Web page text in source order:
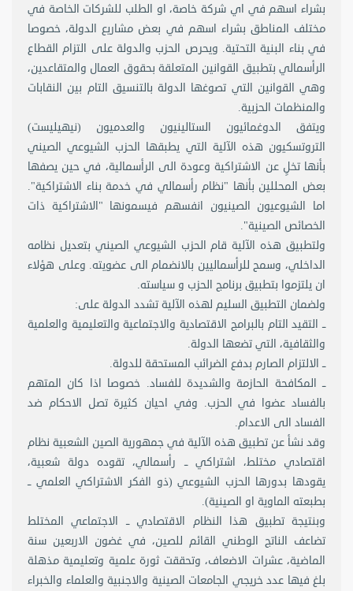
بشراء اسهم في اي شركة خاصة، او الطلب للشركات الخاصة في
مختلف المناطق بشراء اسهم في بعض مشاريع الدولة، خصوصا
في بناء البنية التحتية. ويحرص الحزب والدولة على التزام القطاع
الرأسمالي بتطبيق القوانين المتعلقة بحقوق العمال والمتقاعدين،
وهي القوانين التي تصوغها الدولة بالتنسيق التام بين النقابات
والمنظمات الحزبية.
ويتفق الدوغمائيون الستالينيون والعدميون (نيهيليست)
التروتسكيون هذه الآلية التي يطبقها الحزب الشيوعي الصيني
بأنها تخلٍ عن الاشتراكية وعودة الى الرأسمالية، في حين يصفها
بعض المحللين بأنها "نظام رأسمالي في خدمة بناء الاشتراكية".
اما الشيوعيون الصينيون انفسهم فيسمونها "الاشتراكية ذات
الخصائص الصينية".
ولتطبيق هذه الآلية قام الحزب الشيوعي الصيني بتعديل نظامه
الداخلي، وسمح للرأسماليين بالانضمام الى عضويته. وعلى هؤلاء
ان يلتزموا بتطبيق برنامج الحزب و سياسته.
ولضمان التطبيق السليم لهذه الآلية تشدد الدولة على:
ــ التقيد التام بالبرامج الاقتصادية والاجتماعية والتعليمية والعلمية
والثقافية، التي تضعها الدولة.
ــ الالتزام الصارم بدفع الضرائب المستحقة للدولة.
ــ المكافحة الحازمة والشديدة للفساد. خصوصا اذا كان المتهم
بالفساد عضوا في الحزب. وفي احيان كثيرة تصل الاحكام ضد
الفساد الى الاعدام.
وقد نشأ عن تطبيق هذه الآلية في جمهورية الصين الشعبية نظام
اقتصادي مختلط، اشتراكي ــ رأسمالي، تقوده دولة شعبية،
يقودها بدورها الحزب الشيوعي (ذو الفكر الاشتراكي العلمي ــ
بطبعته الماوية او الصينية).
وبنتيجة تطبيق هذا النظام الاقتصادي ــ الاجتماعي المختلط
تضاعف الناتج الوطني القائم للصين، في غضون الاربعين سنة
الماضية، عشرات الاضعاف، وتحققت ثورة علمية وتعليمية مذهلة
بلغ فيها عدد خريجي الجامعات الصينية والاجنبية والعلماء والخبراء